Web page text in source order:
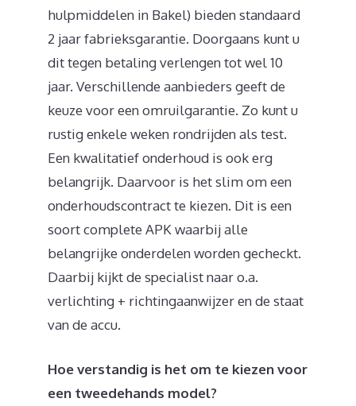
hulpmiddelen in Bakel) bieden standaard
2 jaar fabrieksgarantie. Doorgaans kunt u
dit tegen betaling verlengen tot wel 10
jaar. Verschillende aanbieders geeft de
keuze voor een omruilgarantie. Zo kunt u
rustig enkele weken rondrijden als test.
Een kwalitatief onderhoud is ook erg
belangrijk. Daarvoor is het slim om een
onderhoudscontract te kiezen. Dit is een
soort complete APK waarbij alle
belangrijke onderdelen worden gecheckt.
Daarbij kijkt de specialist naar o.a.
verlichting + richtingaanwijzer en de staat
van de accu.
Hoe verstandig is het om te kiezen voor
een tweedehands model?